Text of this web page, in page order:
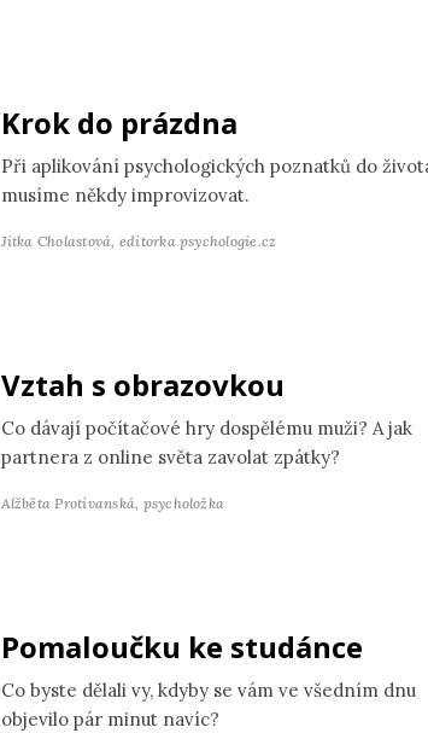
Krok do prázdna
Při aplikování psychologických poznatků do
musíme někdy improvizovat.
Jitka Cholastová, editorka psychologie.cz
Vztah s obrazovkou
Co dávají počítačové hry dospělému muži? A jak
partnera z online světa zavolat zpátky?
Alžběta Protivanská, psycholožka
Pomaloučku ke studánce
Co byste dělali vy, kdyby se vám ve všedním dnu
objevilo pár minut navíc?